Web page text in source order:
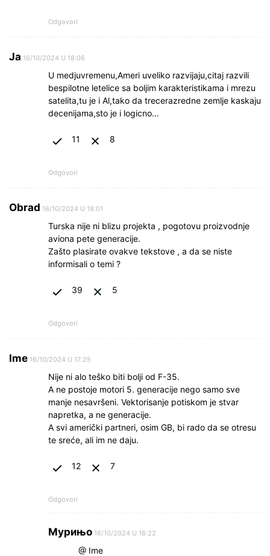
Odgovori
Ja 16/10/2024 U 18:06
U medjuvremenu,Ameri uveliko razvijaju,citaj razvili
bespilotne letelice sa boljim karakteristikama i mrezu
satelita,tu je i Al,tako da trecerazredne zemlje kaskaju
decenijama,sto je i logicno…
11 8
Odgovori
Obrad 16/10/2024 U 18:01
Turska nije ni blizu projekta , pogotovu proizvodnje
aviona pete generacije.
Zašto plasirate ovakve tekstove , a da se niste
informisali o temi ?
39 5
Odgovori
Ime 16/10/2024 U 17:25
Nije ni alo teško biti bolji od F-35.
A ne postoje motori 5. generacije nego samo sve
manje nesavršeni. Vektorisanje potiskom je stvar
napretka, a ne generacije.
A svi američki partneri, osim GB, bi rado da se otresu
te sreće, ali im ne daju.
12 7
Odgovori
Мурињо 16/10/2024 U 18:22
@ Ime